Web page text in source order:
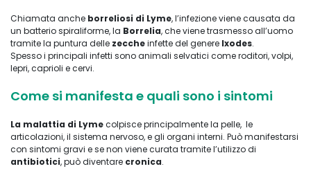
Chiamata anche borreliosi di Lyme, l’infezione viene causata da
un batterio spiraliforme, la Borrelia, che viene trasmesso all’uomo
tramite la puntura delle zeccheinfette del genere Ixodes.
Spesso i principali infetti sono animali selvatici come roditori, volpi,
lepri, caprioli e cervi.
Come si manifesta e quali sono i sintomi
La malattia di Lymecolpisce principalmente la pelle, le
articolazioni, il sistema nervoso, e gli organi interni. Può manifestarsi
con sintomi gravi e se non viene curata tramite l’utilizzo di
antibiotici, può diventare cronica.